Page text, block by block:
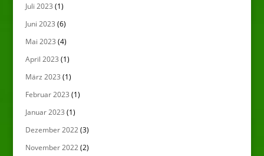
Juli 2023 (1)
Juni 2023 (6)
Mai 2023 (4)
April 2023 (1)
März 2023 (1)
Februar 2023 (1)
Januar 2023 (1)
Dezember 2022(3)
November 2022(2)